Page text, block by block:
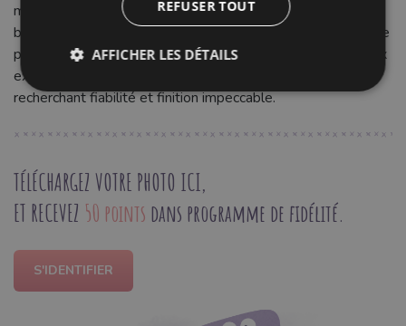
maroquinerie légère ou les articles de décoration, ces
boutons pression sont faciles à poser et assurent une tenue
parfaite, garantissant la qualité de vos réalisations. Un choix
excellent pour les couturiers amateurs et professionnels
recherchant fiabilité et finition impeccable.
TÉLÉCHARGEZ VOTRE PHOTO ICI,
ET RECEVEZ 50 points dans programme de fidélité.
S'IDENTIFIER
REFUSER TOUT
AFFICHER LES DÉTAILS